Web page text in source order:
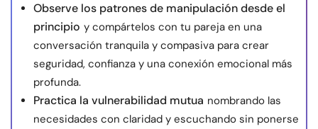
Observe los patrones de manipulación desde el
principio y compártelos con tu pareja en una
conversación tranquila y compasiva para crear
seguridad, confianza y una conexión emocional más
profunda.
Practica la vulnerabilidad mutua nombrando las
necesidades con claridad y escuchando sin ponerse